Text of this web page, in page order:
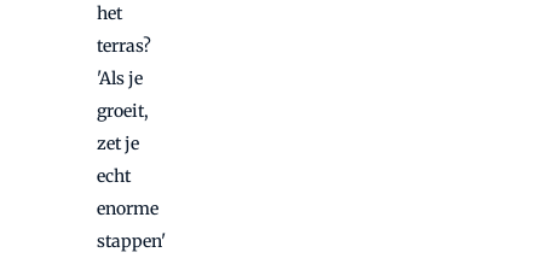
het
terras?
'Als je
groeit,
zet je
echt
enorme
stappen'